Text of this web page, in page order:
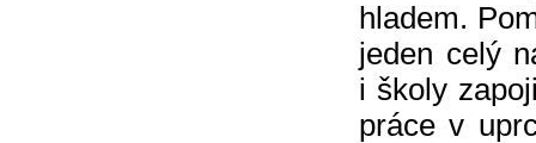
hladem.
jeden celý
i školy
práce v